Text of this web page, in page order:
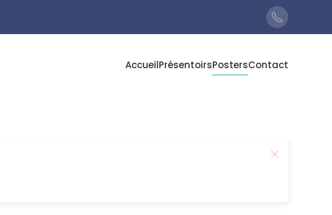
AccueilPrésentoirsPostersContact